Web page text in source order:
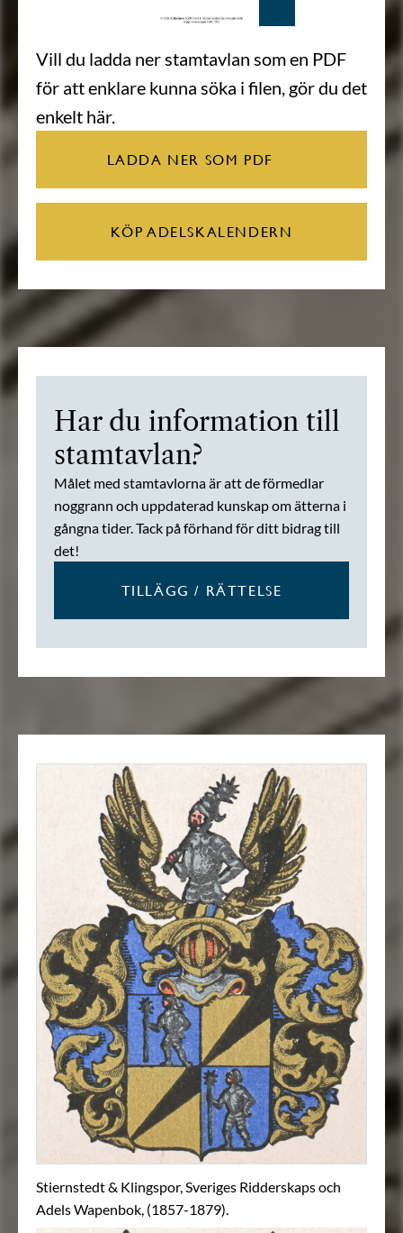
Vill du ladda ner stamtavlan som en PDF
för att enklare kunna söka i filen, gör du det
enkelt här.
LADDA NER SOM PDF
KÖP ADELSKALENDERN
Har du information till
stamtavlan?
Målet med stamtavlorna är att de förmedlar
noggrann och uppdaterad kunskap om ätterna i
gångna tider. Tack på förhand för ditt bidrag till
det!
TILLÄGG / RÄTTELSE
Stiernstedt & Klingspor, Sveriges Ridderskaps och
Adels Wapenbok, (1857-1879).